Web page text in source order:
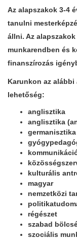
Az alapszakok 3-4
tanulni
állni. Az
munkarendben és
finanszírozás
Karunkon az alábbi
lehetőség:
anglisztika
anglisztika
germanisztika
kulturális
magyar
nemzetközi
régészet
szabad
szociális